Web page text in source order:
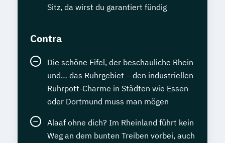
Sitz, da wirst du garantiert fündig
Contra
Die schöne Eifel, der beschauliche Rhein
und… das Ruhrgebiet – den industriellen
Ruhrpott-Charme in Städten wie Essen
oder Dortmund muss man mögen
Alaaf ohne dich? Im Rheinland führt kein
Weg an dem bunten Treiben vorbei, auch